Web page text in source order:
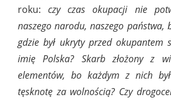
roku:czy czas okupacji nie
naszego narodu, naszego państwa,
gdzie był ukryty przed okupantem
imię Polska? Skarb złożony z
elementów, bo każdym z nich
tęsknotę za wolnością? Czy